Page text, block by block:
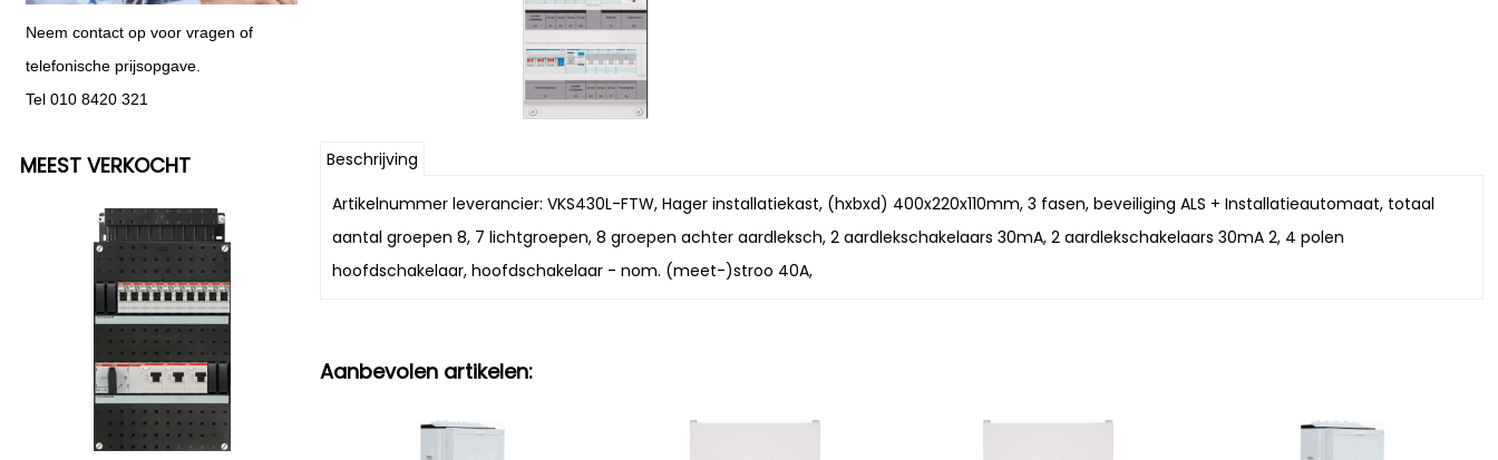
Neem contact op voor vragen of
telefonische prijsopgave.
Tel 010 8420 321
MEEST VERKOCHT
Beschrijving
Artikelnummer leverancier: VKS430L-FTW, Hager installatiekast, (hxbxd) 400x220x110mm, 3 fasen, beveiliging ALS + Installatieautomaat, totaal
aantal groepen 8, 7 lichtgroepen, 8 groepen achter aardleksch, 2 aardlekschakelaars 30mA, 2 aardlekschakelaars 30mA 2, 4 polen
hoofdschakelaar, hoofdschakelaar - nom. (meet-)stroo 40A,
Aanbevolen artikelen: